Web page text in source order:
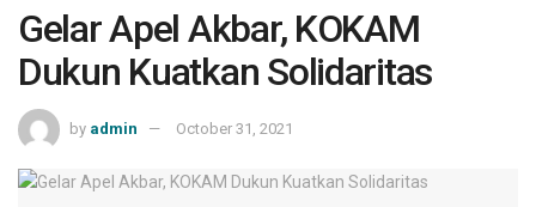
Gelar Apel Akbar, KOKAM
Dukun Kuatkan Solidaritas
by admin October 31, 2021